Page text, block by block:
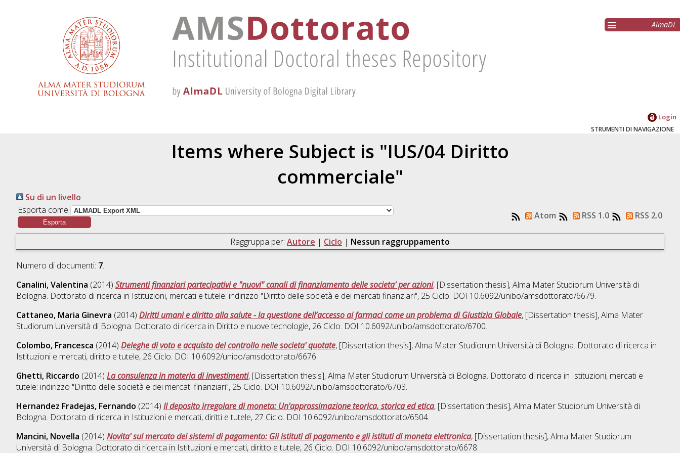
AlmaDL
Login
STRUMENTI DI NAVIGAZIONE
Items where Subject is "IUS/04 Diritto
commerciale"
Su di un livello
Esporta come
Atom RSS 1.0 RSS 2.0
Raggruppa per: Autore | Ciclo | Nessun raggruppamento
Numero di documenti: 7.
Canalini, Valentina (2014) Strumenti finanziari partecipativi e "nuovi" canali di finanziamento delle societa' per azioni, [Dissertation thesis], Alma Mater Studiorum Università di
Bologna. Dottorato di ricerca in Istituzioni, mercati e tutele: indirizzo "Diritto delle società e dei mercati finanziari", 25 Ciclo. DOI 10.6092/unibo/amsdottorato/6679.
Cattaneo, Maria Ginevra (2014) Diritti umani e diritto alla salute - la questione dell’accesso ai farmaci come un problema di Giustizia Globale, [Dissertation thesis], Alma Mater
Studiorum Università di Bologna. Dottorato di ricerca in Diritto e nuove tecnologie, 26 Ciclo. DOI 10.6092/unibo/amsdottorato/6700.
Colombo, Francesca (2014) Deleghe di voto e acquisto del controllo nelle societa' quotate, [Dissertation thesis], Alma Mater Studiorum Università di Bologna. Dottorato di ricerca in
Istituzioni e mercati, diritto e tutele, 26 Ciclo. DOI 10.6092/unibo/amsdottorato/6676.
Ghetti, Riccardo (2014) La consulenza in materia di investimenti, [Dissertation thesis], Alma Mater Studiorum Università di Bologna. Dottorato di ricerca in Istituzioni, mercati e
tutele: indirizzo "Diritto delle società e dei mercati finanziari", 25 Ciclo. DOI 10.6092/unibo/amsdottorato/6703.
Hernandez Fradejas, Fernando (2014) Il deposito irregolare di moneta: Un'approssimazione teorica, storica ed etica, [Dissertation thesis], Alma Mater Studiorum Università di
Bologna. Dottorato di ricerca in Istituzioni e mercati, diritti e tutele, 27 Ciclo. DOI 10.6092/unibo/amsdottorato/6504.
Mancini, Novella (2014) Novita' sul mercato dei sistemi di pagamento: Gli istituti di pagamento e gli istituti di moneta elettronica, [Dissertation thesis], Alma Mater Studiorum
Università di Bologna. Dottorato di ricerca in Istituzioni e mercati, diritto e tutele, 26 Ciclo. DOI 10.6092/unibo/amsdottorato/6678.